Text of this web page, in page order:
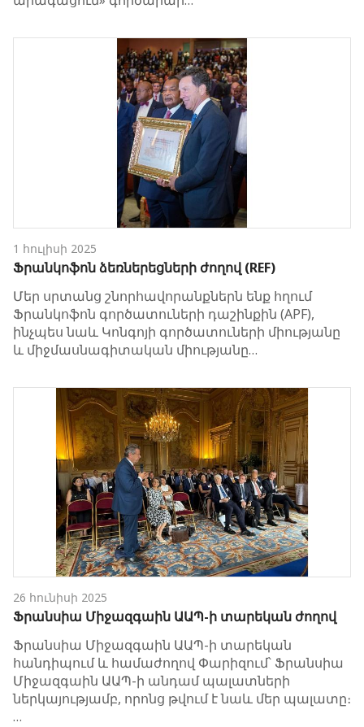
1 հուլիսի 2025
Ֆրանկոֆոն ձեռներեցների ժողով (REF)
Մեր սրտանց շնորհավորանքներն ենք հղում
Ֆրանկոֆոն գործատուների դաշինքին (APF),
ինչպես նաև Կոնգոյի գործատուների միությանը
և միջմասնագիտական միությանը…
26 հունիսի 2025
Ֆրանսիա Միջազգաին ԱԱՊ-ի տարեկան ժողով
Ֆրանսիա Միջազգաին ԱԱՊ-ի տարեկան
հանդիպում և համաժողով Փարիզում՝ Ֆրանսիա
Միջազգաին ԱԱՊ-ի անդամ պալատների
ներկայությամբ, որոնց թվում է նաև մեր պալատը։
…